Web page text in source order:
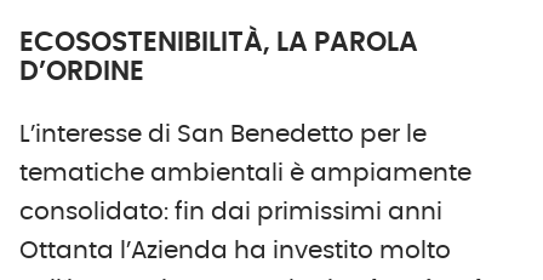
ECOSOSTENIBILITÀ, LA PAROLA
D’ORDINE
L’interesse di San Benedetto per le
tematiche ambientali è ampiamente
consolidato: fin dai primissimi anni
Ottanta l’Azienda ha investito molto